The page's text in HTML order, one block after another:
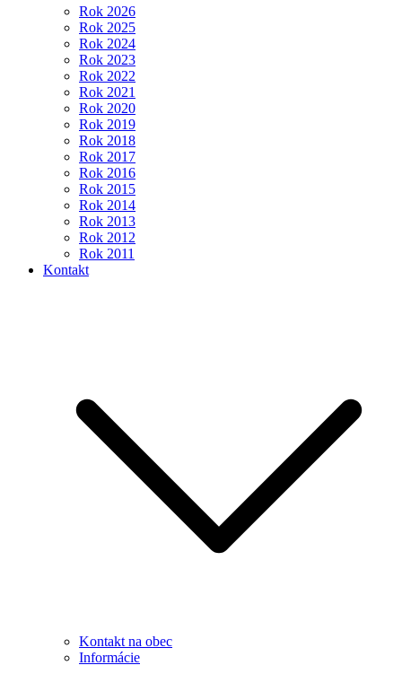
Rok 2026
Rok 2025
Rok 2024
Rok 2023
Rok 2022
Rok 2021
Rok 2020
Rok 2019
Rok 2018
Rok 2017
Rok 2016
Rok 2015
Rok 2014
Rok 2013
Rok 2012
Rok 2011
Kontakt
Kontakt na obec
Informácie